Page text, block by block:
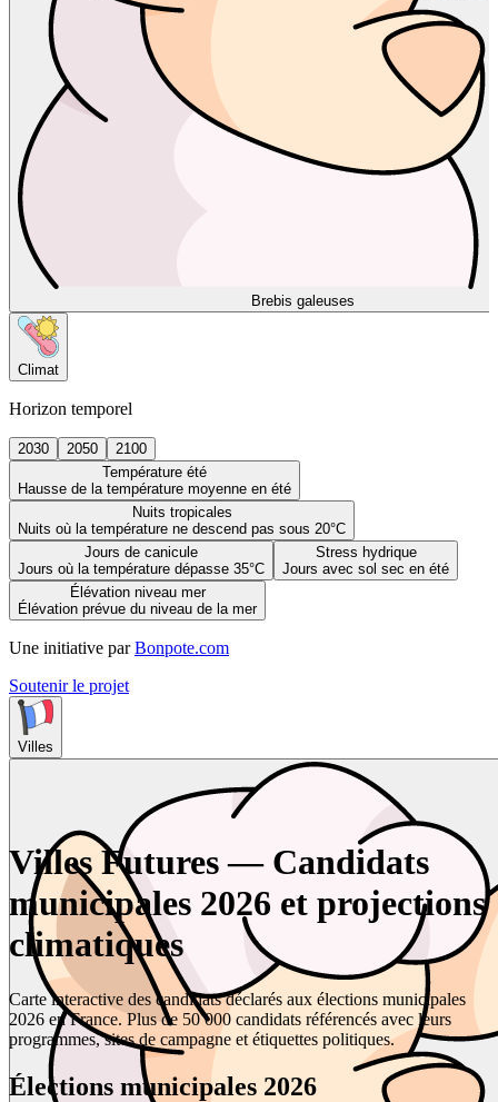
Brebis galeuses
Climat
Horizon temporel
2030 2050
2100
Température été
Hausse de la température moyenne en été
Nuits tropicales
Nuits où la température ne descend pas sous 20°C
Jours de canicule
Jours où la température dépasse 35°C
Stress hydrique
Jours avec sol sec en été
Élévation niveau mer
Élévation prévue du niveau de la mer
Une initiative par Bonpote.com
Soutenir le projet
Villes
Villes Futures — Candidats
municipales 2026 et projections
climatiques
Carte interactive des candidats déclarés aux élections municipales
2026 en France. Plus de 50 000 candidats référencés avec leurs
programmes, sites de campagne et étiquettes politiques.
Élections municipales 2026